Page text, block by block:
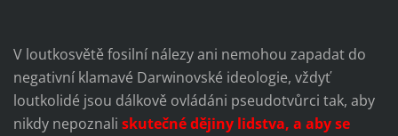
V loutkosvětě fosilní nálezy ani nemohou zapadat do
negativní klamavé Darwinovské ideologie, vždyť
loutkolidé jsou dálkově ovládáni pseudotvůrci tak, aby
nikdy nepoznali skutečné dějiny lidstva, a aby se